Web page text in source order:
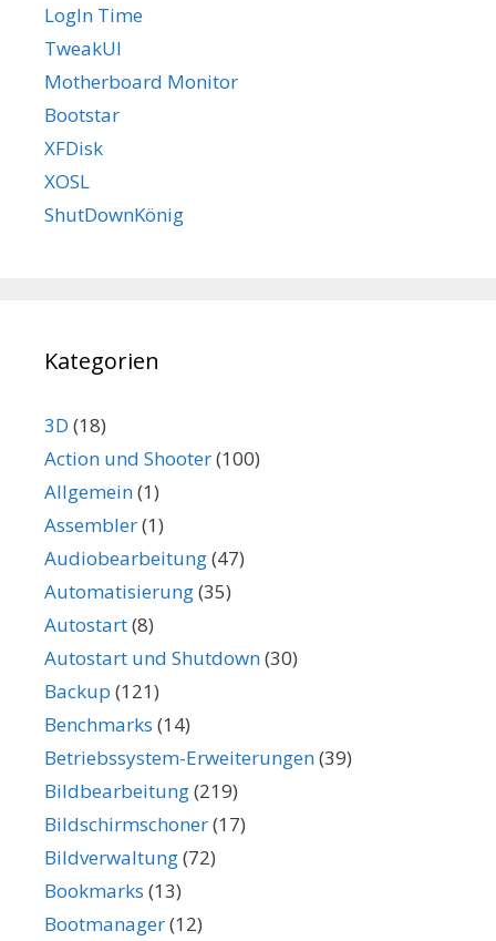
LogIn Time
TweakUI
Motherboard Monitor
Bootstar
XFDisk
XOSL
ShutDownKönig
Kategorien
3D (18)
Action und Shooter(100)
Allgemein(1)
Assembler(1)
Audiobearbeitung(47)
Automatisierung(35)
Autostart(8)
Autostart und Shutdown(30)
Backup (121)
Benchmarks (14)
Betriebssystem-Erweiterungen(39)
Bildbearbeitung(219)
Bildschirmschoner(17)
Bildverwaltung(72)
Bookmarks (13)
Bootmanager(12)